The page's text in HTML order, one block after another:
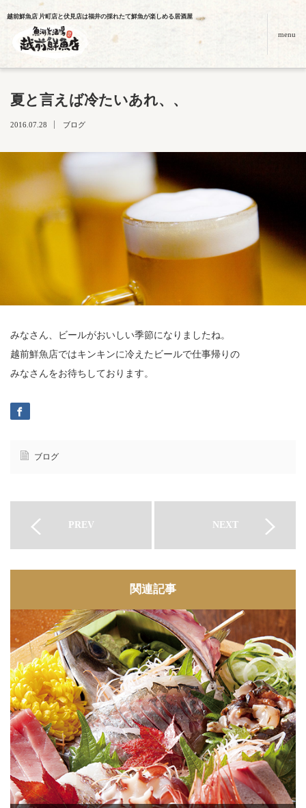
越前鮮魚店 片町店と伏見店は福井の採れたて鮮魚が楽しめる居酒屋
menu
夏と言えば冷たいあれ、、
2016.07.28 ブログ
みなさん、ビールがおいしい季節になりましたね。
越前鮮魚店ではキンキンに冷えたビールで仕事帰りの
みなさんをお待ちしております。
ブログ
PREV NEXT
関連記事